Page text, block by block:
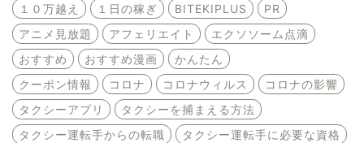
１０万越え １日の稼ぎ BITEKIPLUS
PR
アニメ見放題
アフェリエイト
エクソソーム点滴
おすすめ
おすすめ漫画
かんたん
クーポン情報
コロナ コロナウィルス
コロナの影響
タクシーアプリ
タクシーを捕まえる方法
タクシー運転手からの転職
タクシー運転手に必要な資格